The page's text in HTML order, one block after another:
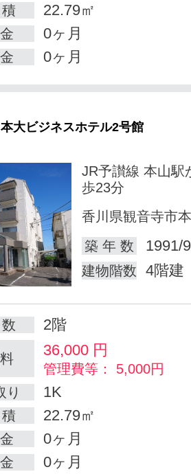
22.79㎡
0ヶ月
0ヶ月
本大ビジネスホテル2号館
JR予讃線 本山駅
歩23分
香川県観音寺市
築 年 数
1991/
建物階数 4階建
2階
36,000 円
管理費等： 5,000円
り
1K
22.79㎡
0ヶ月
0ヶ月